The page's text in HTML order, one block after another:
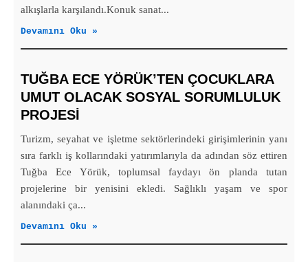
alkışlarla karşılandı.Konuk sanat...
Devamını Oku »
TUĞBA ECE YÖRÜK’TEN ÇOCUKLARA
UMUT OLACAK SOSYAL SORUMLULUK
PROJESİ
Turizm, seyahat ve işletme sektörlerindeki girişimlerinin yanı
sıra farklı iş kollarındaki yatırımlarıyla da adından söz ettiren
Tuğba Ece Yörük, toplumsal faydayı ön planda tutan
projelerine bir yenisini ekledi. Sağlıklı yaşam ve spor
alanındaki ça...
Devamını Oku »